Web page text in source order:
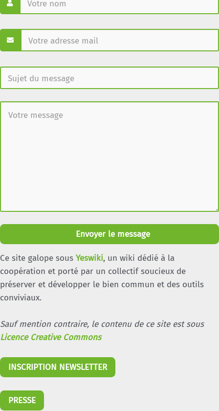
Envoyer le message
Ce site galope sous Yeswiki, un wiki dédié à la
coopération et porté par un collectif soucieux de
préserver et développer le bien commun et des outils
conviviaux.
Sauf mention contraire, le contenu de ce site est sous
Licence Creative Commons
INSCRIPTION NEWSLETTER
PRESSE